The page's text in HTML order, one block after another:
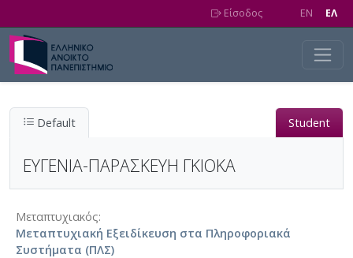
Είσοδος EN EΛ
Default Student
ΕΥΓΕΝΙΑ-ΠΑΡΑΣΚΕΥΗ ΓΚΙΟΚΑ
Μεταπτυχιακός
Μεταπτυχιακή Εξειδίκευση στα Πληροφοριακά
Συστήματα (ΠΛΣ)